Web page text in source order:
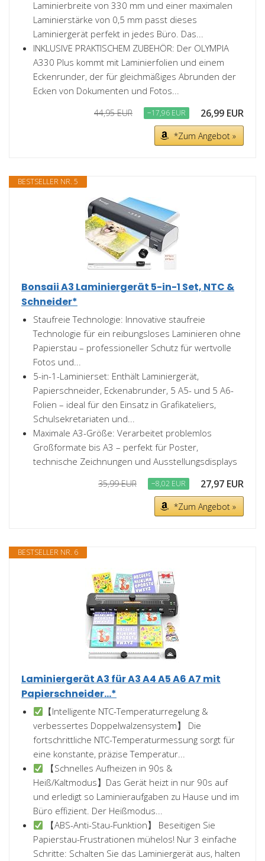
Laminierbreite von 330 mm und einer maximalen
Laminierstärke von 0,5 mm passt dieses
Laminiergerät perfekt in jedes Büro. Das...
INKLUSIVE PRAKTISCHEM ZUBEHÖR: Der OLYMPIA
A330 Plus kommt mit Laminierfolien und einem
Eckenrunder, der für gleichmäßiges Abrunden der
Ecken von Dokumenten und Fotos...
44,95 EUR −17,96 EUR 26,99 EUR
*Zum Angebot »
BESTSELLER NR. 5
Bonsaii A3 Laminiergerät 5-in-1 Set, NTC &
Schneider*
Staufreie Technologie: Innovative staufreie
Technologie für ein reibungsloses Laminieren ohne
Papierstau – professioneller Schutz für wertvolle
Fotos und...
5-in-1-Laminierset: Enthält Laminiergerät,
Papierschneider, Eckenabrunder, 5 A5- und 5 A6-
Folien – ideal für den Einsatz in Grafikateliers,
Schulsekretariaten und...
Maximale A3-Größe: Verarbeitet problemlos
Großformate bis A3 – perfekt für Poster,
technische Zeichnungen und Ausstellungsdisplays
35,99 EUR −8,02 EUR 27,97 EUR
*Zum Angebot »
BESTSELLER NR. 6
Laminiergerät A3 für A3 A4 A5 A6 A7 mit
Papierschneider...*
【Intelligente NTC-Temperaturregelung &
verbessertes Doppelwalzensystem】 Die
fortschrittliche NTC-Temperaturmessung sorgt für
eine konstante, präzise Temperatur...
【Schnelles Aufheizen in 90s &
Heiß/Kaltmodus】Das Gerät heizt in nur 90s auf
und erledigt so Laminieraufgaben zu Hause und im
Büro effizient. Der Heißmodus...
【ABS-Anti-Stau-Funktion】 Beseitigen Sie
Papierstau-Frustrationen mühelos! Nur 3 einfache
Schritte: Schalten Sie das Laminiergerät aus, halten